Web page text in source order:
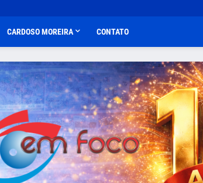
CARDOSO MOREIRA CONTATO